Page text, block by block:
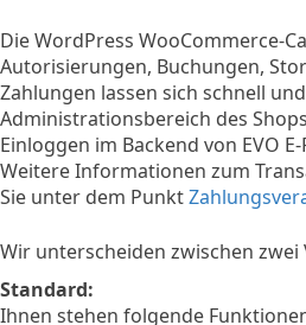
Die WordPress WooCommerce-
Autorisierungen, Buchungen,
Zahlungen lassen sich schnell
Administrationsbereich des
Einloggen im Backend von EVO
Weitere Informationen zum
Sie unter dem Punkt
Wir unterscheiden zwischen zwei
Standard:
Ihnen stehen folgende